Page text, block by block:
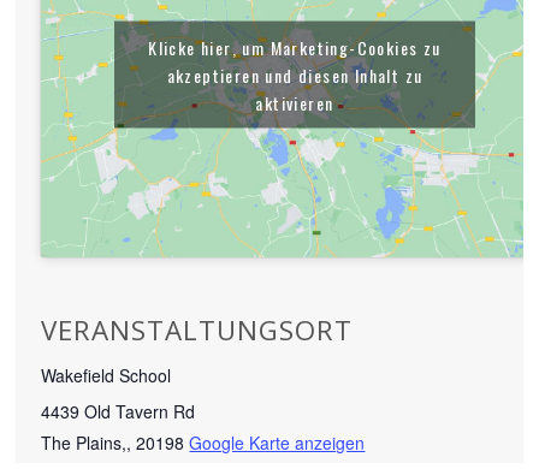
VERANSTALTUNGSORT
Wakefield School
4439 Old Tavern Rd
The Plains,, 20198 Google Karte anzeigen
Klicke hier, um Marketing-Cookies zu
akzeptieren und diesen Inhalt zu
aktivieren